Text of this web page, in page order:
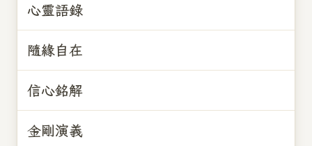
心靈語錄
隨緣自在
信心銘解
金剛演義